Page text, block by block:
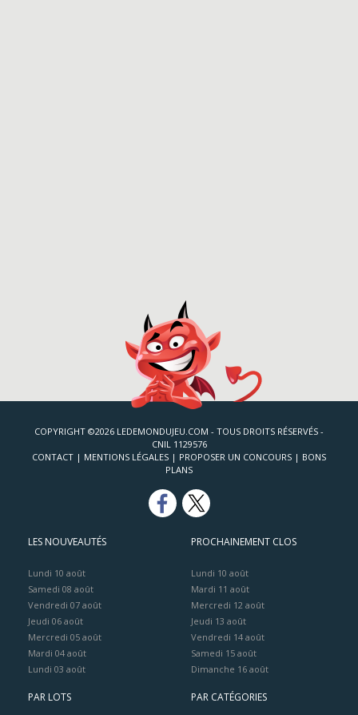
COPYRIGHT ©2026 LEDEMONDUJEU.COM - TOUS DROITS RÉSERVÉS -
CNIL 1129576
CONTACT | MENTIONS LÉGALES | PROPOSER UN CONCOURS | BONS
PLANS
LES NOUVEAUTÉS
Lundi 10 août
Samedi 08 août
Vendredi 07 août
Jeudi 06 août
Mercredi 05 août
Mardi 04 août
Lundi 03 août
PROCHAINEMENT CLOS
Lundi 10 août
Mardi 11 août
Mercredi 12 août
Jeudi 13 août
Vendredi 14 août
Samedi 15 août
Dimanche 16 août
PAR LOTS PAR CATÉGORIES